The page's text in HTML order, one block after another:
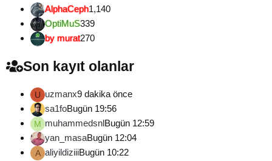
AlphaCeph1,140
OptiMuS339
by murat270
Son kayıt olanlar
U uzmanx9 dakika önce
sa1foBugün 19:56
M muhammedsnlBugün 12:59
yan_masaBugün 12:04
A aliyildiziiiBugün 10:22